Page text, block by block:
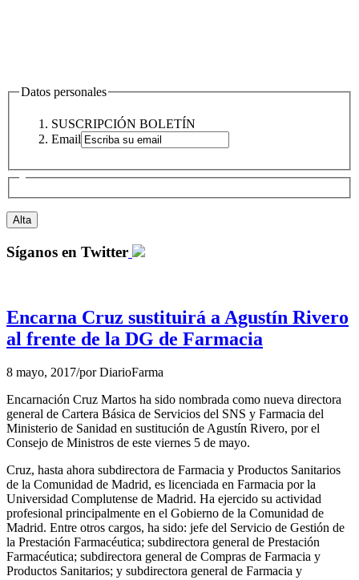
Datos personales
SUSCRIPCIÓN BOLETÍN
Email
Síganos en Twitter
Encarna Cruz sustituirá a Agustín Rivero
al frente de la DG de Farmacia
8 mayo, 2017/porDiarioFarma
Encarnación Cruz Martos ha sido nombrada como nueva directora
general de Cartera Básica de Servicios del SNS y Farmacia del
Ministerio de Sanidad en sustitución de Agustín Rivero, por el
Consejo de Ministros de este viernes 5 de mayo.
Cruz, hasta ahora subdirectora de Farmacia y Productos Sanitarios
de la Comunidad de Madrid, es licenciada en Farmacia por la
Universidad Complutense de Madrid. Ha ejercido su actividad
profesional principalmente en el Gobierno de la Comunidad de
Madrid. Entre otros cargos, ha sido: jefe del Servicio de Gestión de
la Prestación Farmacéutica; subdirectora general de Prestación
Farmacéutica; subdirectora general de Compras de Farmacia y
Productos Sanitarios; y subdirectora general de Farmacia y